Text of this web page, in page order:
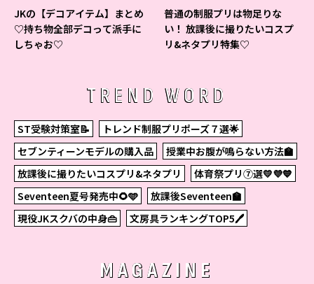
JKの【デコアイテム】まとめ
♡持ち物全部デコって派手に
しちゃお♡
普通の制服プリは物足りな
い！ 放課後に撮りたいコスプ
リ&ネタプリ特集♡
TREND WORD
ST受験対策室📝
トレンド制服プリポーズ７選🌟
セブンティーンモデルの購入品
授業中お腹が鳴らない方法🏫
放課後に撮りたいコスプリ&ネタプリ
体育祭プリ⑦選💛💜💙
Seventeen夏号発売中🌻🩵
放課後Seventeen🏫
現役JKスクバの中身👜
文房具ランキングTOP5🖊
MAGAZINE